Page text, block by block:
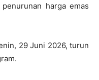
harga emas
29 Juni 2026, turun